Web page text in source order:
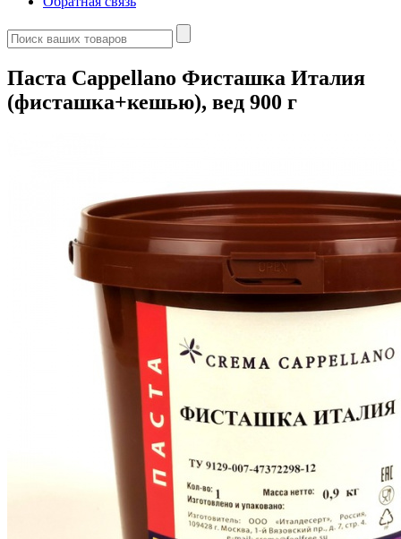
Паста Cappellano Фисташка Италия
(фисташка+кешью), вед 900 г